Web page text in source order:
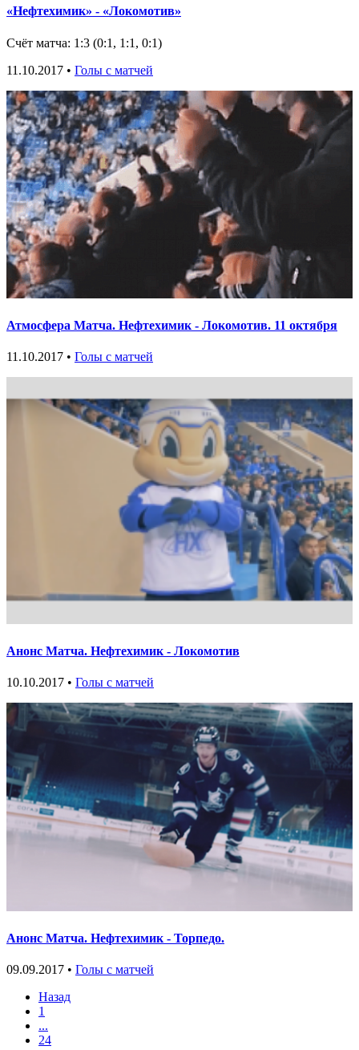
«Нефтехимик» - «Локомотив»
Счёт матча: 1:3 (0:1, 1:1, 0:1)
11.10.2017 • Голы с матчей
Атмосфера Матча. Нефтехимик - Локомотив. 11 октября
11.10.2017 • Голы с матчей
Анонс Матча. Нефтехимик - Локомотив
10.10.2017 • Голы с матчей
Анонс Матча. Нефтехимик - Торпедо.
09.09.2017 • Голы с матчей
Назад
1
...
24